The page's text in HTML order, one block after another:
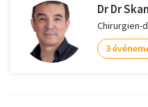
Dr Dr
Chirurgien-
3